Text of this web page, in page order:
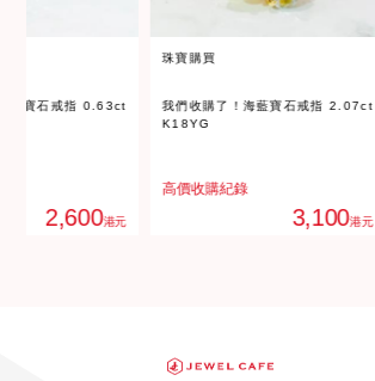
藍寶石戒指 2.07ct
3,100港元
珠寶購買
我們收購了！海藍寶石戒指 0.95ct
Pt900
高價收購紀錄
2,500港元